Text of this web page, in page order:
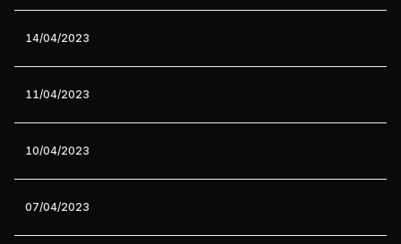
14/04/2023
11/04/2023
10/04/2023
07/04/2023